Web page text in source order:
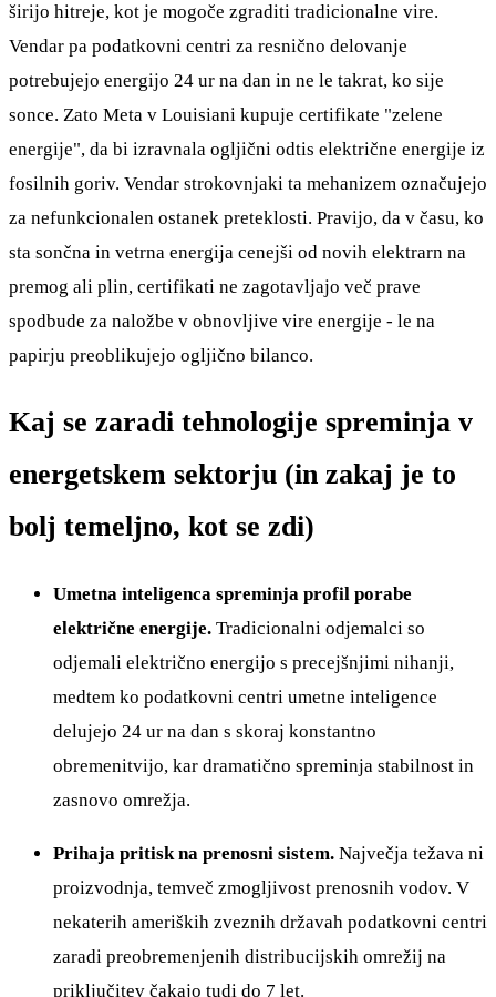
širijo hitreje, kot je mogoče zgraditi tradicionalne vire.
Vendar pa podatkovni centri za resnično delovanje
potrebujejo energijo 24 ur na dan in ne le takrat, ko sije
sonce. Zato Meta v Louisiani kupuje certifikate "zelene
energije", da bi izravnala ogljični odtis električne energije iz
fosilnih goriv. Vendar strokovnjaki ta mehanizem označujejo
za nefunkcionalen ostanek preteklosti. Pravijo, da v času, ko
sta sončna in vetrna energija cenejši od novih elektrarn na
premog ali plin, certifikati ne zagotavljajo več prave
spodbude za naložbe v obnovljive vire energije - le na
papirju preoblikujejo ogljično bilanco.
Kaj se zaradi tehnologije spreminja v
energetskem sektorju (in zakaj je to
bolj temeljno, kot se zdi)
Umetna inteligenca spreminja profil porabe
električne energije. Tradicionalni odjemalci so
odjemali električno energijo s precejšnjimi nihanji,
medtem ko podatkovni centri umetne inteligence
delujejo 24 ur na dan s skoraj konstantno
obremenitvijo, kar dramatično spreminja stabilnost in
zasnovo omrežja.
Prihaja pritisk na prenosni sistem. Največja težava ni
proizvodnja, temveč zmogljivost prenosnih vodov. V
nekaterih ameriških zveznih državah podatkovni centri
zaradi preobremenjenih distribucijskih omrežij na
priključitev čakajo tudi do 7 let.